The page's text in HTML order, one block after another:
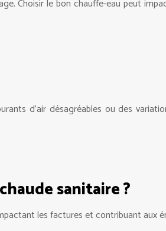
Choisir le bon chauffe-eau peut
d’air désagréables ou des
sanitaire ?
les factures et contribuant aux